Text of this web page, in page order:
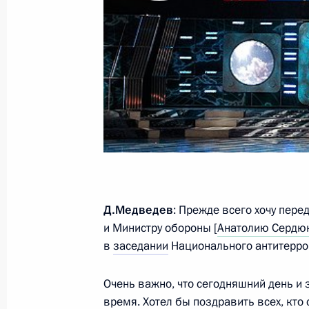
Рабочая встреча с Главой
Орловым
1 марта 2011 года, 16:15 Элиста
Встреча с безработными
основам предпринимательства
1 марта вступил в силу закон «О
1 марта 2011 года, 12:00 Москва
Д.Медведев: Прежде всего хочу
и Министру обороны [Анатолию
в заседании Национального
Очень важно, что сегодняшний день и
время. Хотел бы поздравить всех,